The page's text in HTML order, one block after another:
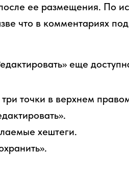
ее размещения. По
что в комментариях
еще
точки в верхнем
хештеги.